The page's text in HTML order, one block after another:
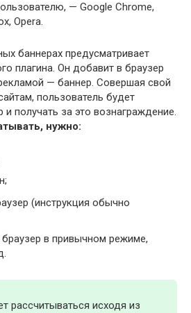
— Google Chrome,
Opera.
баннерах предусматривает
плагина. Он добавит в браузер
— баннер. Совершая свой
пользователь будет
и получать за это вознаграждение.
нужно:
(инструкция обычно
браузер в привычном режиме,
рассчитываться исходя из